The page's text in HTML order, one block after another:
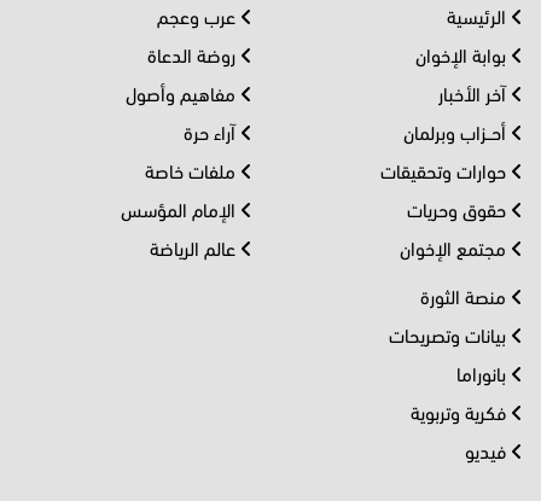
الرئيسية
بوابة الإخوان
آخر الأخبار
أحــزاب وبرلمان
حوارات وتحقيقات
حقوق وحريات
مجتمع الإخوان
عرب وعجم
روضة الدعاة
مفاهيم وأصول
آراء حرة
ملفات خاصة
الإمام المؤسس
عالم الرياضة
منصة الثورة
بيانات وتصريحات
بانوراما
فكرية وتربوية
فيديو